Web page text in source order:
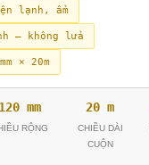
lạnh, ẩm
— không lửa
× 20m
120 mm
RỘNG
20 m
CHIỀU DÀI
CUỘN